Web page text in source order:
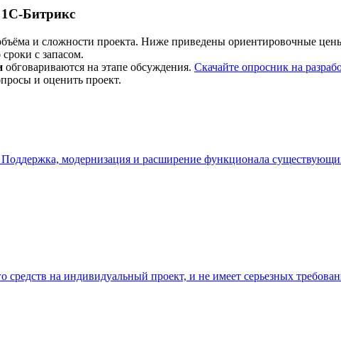
1С-Битрикс
и сложности проекта. Ниже приведены ориентировочные
с запасом.
обговариваются на этапе обсуждения. Скачайте опросник на
и оценить проект.
модернизация и расширение функционала
средств на индивидуальный проект, и не имеет серьезных